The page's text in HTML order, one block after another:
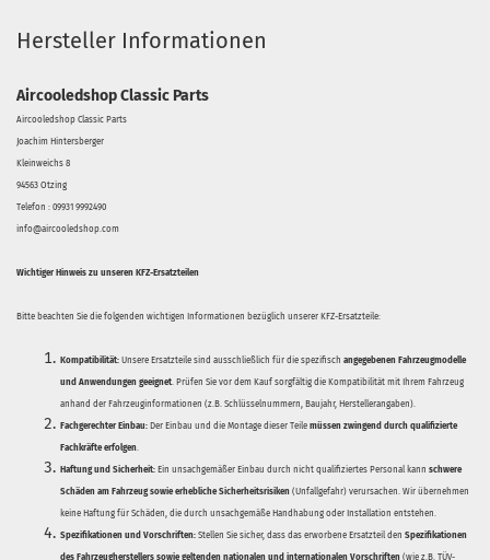
Hersteller Informationen
Aircooledshop Classic Parts
Aircooledshop Classic Parts
Joachim Hintersberger
Kleinweichs 8
94563 Otzing
Telefon : 09931 9992490
info@aircooledshop.com
Wichtiger Hinweis zu unseren KFZ-Ersatzteilen
Bitte beachten Sie die folgenden wichtigen Informationen bezüglich unserer KFZ-Ersatzteile:
Kompatibilität: Unsere Ersatzteile sind ausschließlich für die spezifisch angegebenen Fahrzeugmodelle
und Anwendungen geeignet. Prüfen Sie vor dem Kauf sorgfältig die Kompatibilität mit Ihrem Fahrzeug
anhand der Fahrzeuginformationen (z.B. Schlüsselnummern, Baujahr, Herstellerangaben).
Fachgerechter Einbau: Der Einbau und die Montage dieser Teile müssen zwingend durch qualifizierte
Fachkräfte erfolgen.
Haftung und Sicherheit: Ein unsachgemäßer Einbau durch nicht qualifiziertes Personal kann schwere
Schäden am Fahrzeug sowie erhebliche Sicherheitsrisiken (Unfallgefahr) verursachen. Wir übernehmen
keine Haftung für Schäden, die durch unsachgemäße Handhabung oder Installation entstehen.
Spezifikationen und Vorschriften: Stellen Sie sicher, dass das erworbene Ersatzteil den Spezifikationen
des Fahrzeugherstellers sowie geltenden nationalen und internationalen Vorschriften (wie z.B. TÜV-